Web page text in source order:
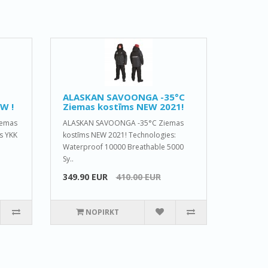
!
YKK
ALASKAN SAVOONGA -35°C
Ziemas kostīms NEW 2021!
ALASKAN SAVOONGA -35°C Ziemas
kostīms NEW 2021! Technologies:
Waterproof 10000 Breathable 5000
Sy..
349.90 EUR 410.00 EUR
NOPIRKT